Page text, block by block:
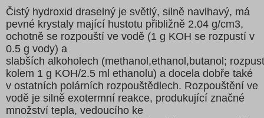
Čistý hydroxid draselný je světlý, silně navlhavý, má
pevné krystaly mající hustotu přibližně 2.04 g/cm3,
ochotně se rozpouští ve vodě (1 g KOH se rozpustí v
0.5 g vody) a
slabších alkoholech (methanol,ethanol,butanol;
kolem 1 g KOH/2.5 ml ethanolu) a docela dobře také
v ostatních polárních rozpouštědlech. Rozpouštění ve
vodě je silně exotermní reakce, produkující značné
množství tepla, vedoucího ke